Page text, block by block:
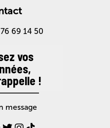
69 14 50
vos
!
message